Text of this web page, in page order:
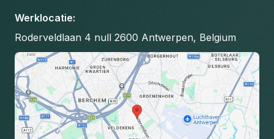
Werklocatie:
Roderveldlaan 4 null 2600 Antwerpen, Belgium